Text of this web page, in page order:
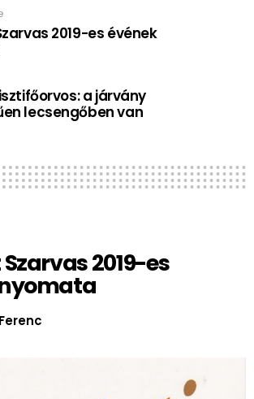
2019-es évének
a járvány
lecsengőben van
2019-es